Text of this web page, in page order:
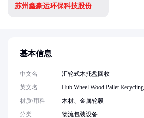
苏州鑫豪运环保科技股份有限公司
基本信息
中文名
汇轮式木托盘回收
英文名
Hub Wheel Wood Pallet Recycling
材质/用料
木材、金属轮毂
分类
物流包装设备